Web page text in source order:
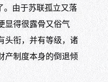
。由于苏联孤立又落
显得很露骨又俗气
头衔，并有等级，诸
产制度本身的倒退倾